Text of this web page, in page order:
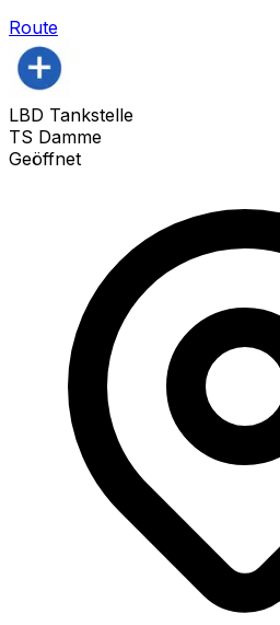
Route
LBD Tankstelle
TS Damme
Geöffnet